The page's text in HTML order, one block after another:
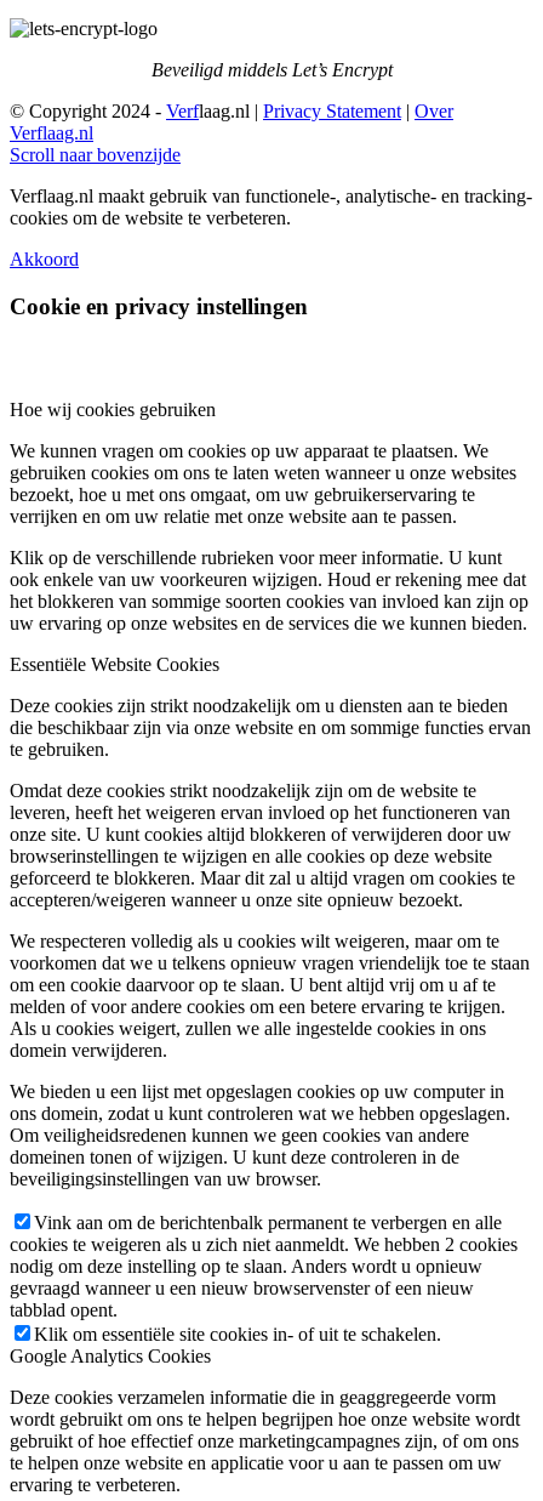
Beveiligd middels Let’s Encrypt
© Copyright 2024 - Verflaag.nl | Privacy Statement| Over
Verflaag.nl
Scroll naar bovenzijde
Verflaag.nl maakt gebruik van functionele-, analytische- en tracking-
cookies om de website te verbeteren.
Akkoord
Cookie en privacy instellingen
Hoe wij cookies gebruiken
We kunnen vragen om cookies op uw apparaat te plaatsen. We
gebruiken cookies om ons te laten weten wanneer u onze websites
bezoekt, hoe u met ons omgaat, om uw gebruikerservaring te
verrijken en om uw relatie met onze website aan te passen.
Klik op de verschillende rubrieken voor meer informatie. U kunt
ook enkele van uw voorkeuren wijzigen. Houd er rekening mee dat
het blokkeren van sommige soorten cookies van invloed kan zijn op
uw ervaring op onze websites en de services die we kunnen bieden.
Essentiële Website Cookies
Deze cookies zijn strikt noodzakelijk om u diensten aan te bieden
die beschikbaar zijn via onze website en om sommige functies ervan
te gebruiken.
Omdat deze cookies strikt noodzakelijk zijn om de website te
leveren, heeft het weigeren ervan invloed op het functioneren van
onze site. U kunt cookies altijd blokkeren of verwijderen door uw
browserinstellingen te wijzigen en alle cookies op deze website
geforceerd te blokkeren. Maar dit zal u altijd vragen om cookies te
accepteren/weigeren wanneer u onze site opnieuw bezoekt.
We respecteren volledig als u cookies wilt weigeren, maar om te
voorkomen dat we u telkens opnieuw vragen vriendelijk toe te staan
om een cookie daarvoor op te slaan. U bent altijd vrij om u af te
melden of voor andere cookies om een betere ervaring te krijgen.
Als u cookies weigert, zullen we alle ingestelde cookies in ons
domein verwijderen.
We bieden u een lijst met opgeslagen cookies op uw computer in
ons domein, zodat u kunt controleren wat we hebben opgeslagen.
Om veiligheidsredenen kunnen we geen cookies van andere
domeinen tonen of wijzigen. U kunt deze controleren in de
beveiligingsinstellingen van uw browser.
Vink aan om de berichtenbalk permanent te verbergen en alle
cookies te weigeren als u zich niet aanmeldt. We hebben 2 cookies
nodig om deze instelling op te slaan. Anders wordt u opnieuw
gevraagd wanneer u een nieuw browservenster of een nieuw
tabblad opent.
Klik om essentiële site cookies in- of uit te schakelen.
Google Analytics Cookies
Deze cookies verzamelen informatie die in geaggregeerde vorm
wordt gebruikt om ons te helpen begrijpen hoe onze website wordt
gebruikt of hoe effectief onze marketingcampagnes zijn, of om ons
te helpen onze website en applicatie voor u aan te passen om uw
ervaring te verbeteren.